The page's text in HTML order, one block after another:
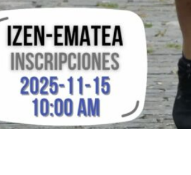
INSCRIPCIONES ABIERTAS